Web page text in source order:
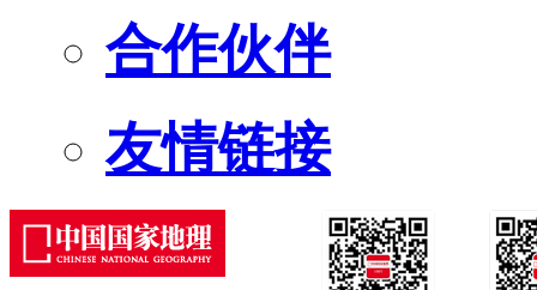
合作伙伴
友情链接